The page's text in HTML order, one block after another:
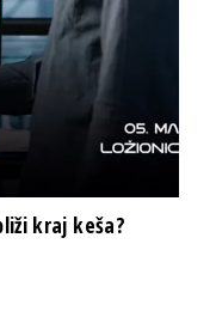
kraj keša?